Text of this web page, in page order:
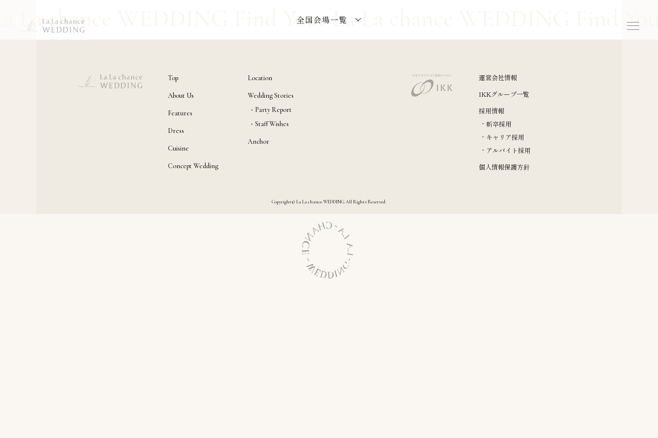
全国会場一覧
Top
About Us
Features
Dress
Cuisine
Concept Wedding
Location
Wedding Stories
Party Report
Staff Wishes
Anchor
運営会社情報
IKKグループ一覧
採用情報
新卒採用
キャリア採用
アルバイト採用
個人情報保護方針
Copyright© La La chance WEDDING All Rights Reserved.